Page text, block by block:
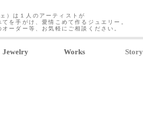
）は１人のアーティストが
を手がけ、愛情こめて作るジュエリー。
ーダー等、お気軽にご相談ください。
Jewelry Works Story